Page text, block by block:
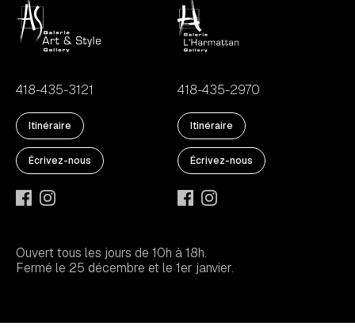
418-435-3121
Itinéraire
Écrivez-nous
418-435-2970
Itinéraire
Écrivez-nous
Ouvert tous les jours de 10h à 18h.
Fermé le 25 décembre et le 1er janvier.